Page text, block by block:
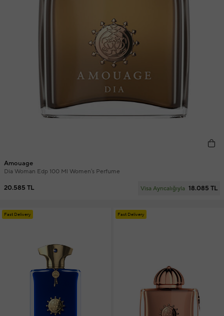
Amouage
Dia Woman Edp 100 Ml Women's Perfume
20.585 TL Visa Ayrıcalığıyla 18.085 TL
Fast Delivery Fast Delivery